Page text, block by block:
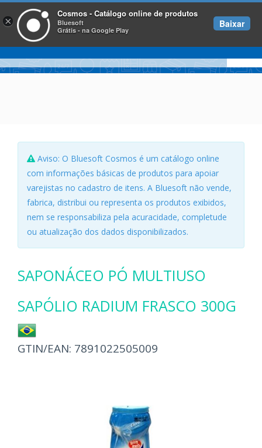
Aviso: O Bluesoft Cosmos é um catálogo online
com informações básicas de produtos para apoiar
varejistas no cadastro de itens. A Bluesoft não vende,
fabrica, distribui ou representa os produtos exibidos,
nem se responsabiliza pela acuracidade, completude
ou atualização dos dados disponibilizados.
SAPONÁCEO PÓ MULTIUSO
SAPÓLIO RADIUM FRASCO 300G
GTIN/EAN: 7891022505009
×
Cosmos - Catálogo online de produtos
Bluesoft
Grátis - na Google Play
Baixar